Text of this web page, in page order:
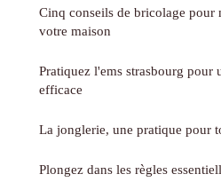
Cinq conseils de bricolage pour
votre maison
Pratiquez l'ems strasbourg pour
efficace
La jonglerie, une pratique pour
Plongez dans les règles